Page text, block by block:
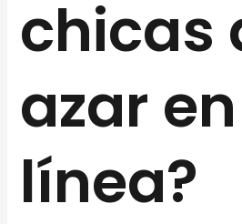
chicas
azar en
línea?